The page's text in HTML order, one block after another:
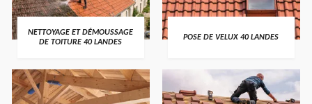
NETTOYAGE ET DÉMOUSSAGE
DE TOITURE 40 LANDES
POSE DE VELUX 40 LANDES